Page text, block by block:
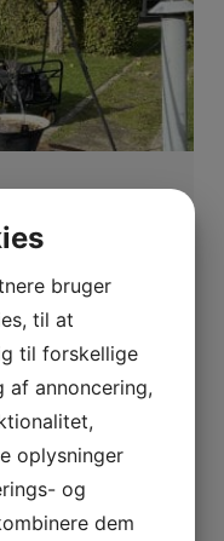
bruger
til at
til forskellige
af annoncering,
oplysninger
og
dem